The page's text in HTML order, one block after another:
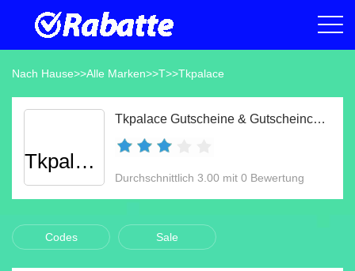
Nach Hause>>Alle Marken>>T>>Tkpalace
Tkpalace
Tkpalace Gutscheine & Gutscheincodes Aug 2026
Durchschnittlich 3.00 mit 0 Bewertung
Codes Sale